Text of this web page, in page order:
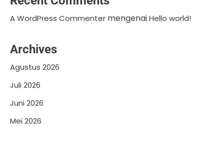
A WordPress Commenter mengenaiHello world!
Archives
Agustus 2026
Juli 2026
Juni 2026
Mei 2026